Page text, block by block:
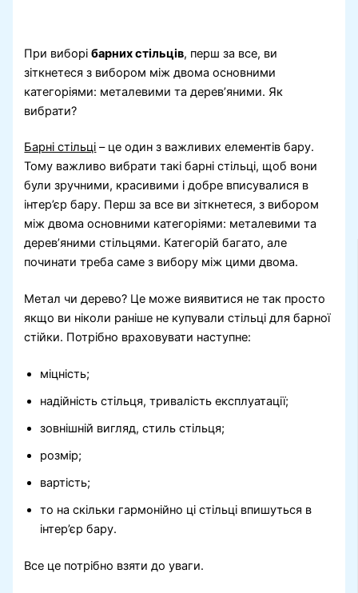
При виборібарних стільців, перш за все, ви
зіткнетеся з вибором між двома основними
категоріями: металевими та дерев’яними. Як
вибрати?
Барні стільці – це один з важливих елементів бару.
Тому важливо вибрати такі барні стільці, щоб вони
були зручними, красивими і добре вписувалися в
інтер’єр бару. Перш за все ви зіткнетеся, з вибором
між двома основними категоріями: металевими та
дерев’яними стільцями. Категорій багато, але
починати треба саме з вибору між цими двома.
Метал чи дерево? Це може виявитися не так просто
якщо ви ніколи раніше не купували стільці для барної
стійки. Потрібно враховувати наступне:
міцність;
надійність стільця, тривалість експлуатації;
зовнішній вигляд, стиль стільця;
розмір;
вартість;
то на скільки гармонійно ці стільці впишуться в
інтер’єр бару.
Все це потрібно взяти до уваги.